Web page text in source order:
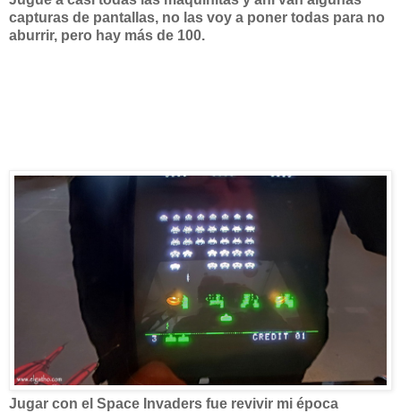
capturas de pantallas, no las voy a poner todas para no
aburrir, pero hay más de 100.
Jugar con el Space Invaders fue revivir mi época